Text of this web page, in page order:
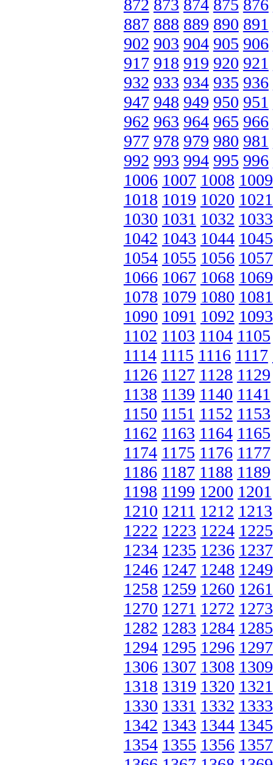
872 873 874 875 876
887 888 889 890 891
902 903 904 905 906
917 918 919 920 921
932 933 934 935 936
947 948 949 950 951
962 963 964 965 966
977 978 979 980 981
992 993 994 995 996
1006 1007 1008 1009
1018 1019 1020 1021
1030 1031 1032 1033
1042 1043 1044 1045
1054 1055 1056 1057
1066 1067 1068 1069
1078 1079 1080 1081
1090 1091 1092 1093
1102 1103 1104 1105
1114 1115 1116 1117
1126 1127 1128 1129
1138 1139 1140 1141
1150 1151 1152 1153
1162 1163 1164 1165
1174 1175 1176 1177
1186 1187 1188 1189
1198 1199 1200 1201
1210 1211 1212 1213
1222 1223 1224 1225
1234 1235 1236 1237
1246 1247 1248 1249
1258 1259 1260 1261
1270 1271 1272 1273
1282 1283 1284 1285
1294 1295 1296 1297
1306 1307 1308 1309
1318 1319 1320 1321
1330 1331 1332 1333
1342 1343 1344 1345
1354 1355 1356 1357